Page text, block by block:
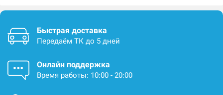
Быстрая доставка
Передаём ТК до 5 дней
Онлайн поддержка
Время работы: 10:00 - 20:00